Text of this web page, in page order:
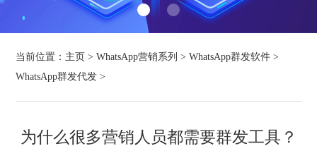
当前位置： 主页 >WhatsApp营销系列 >WhatsApp群发软件 >
WhatsApp群发代发 >
为什么很多营销人员都需要群发工具？